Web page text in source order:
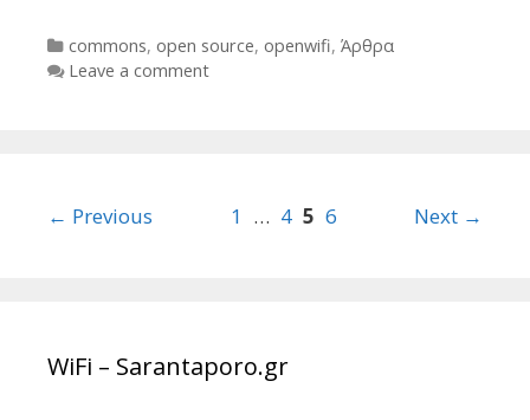
Categories
commons, open source, openwifi, Άρθρα
Leave a comment
Post
← Previous 1 … 4 5 6 Next →
WiFi – Sarantaporo.gr